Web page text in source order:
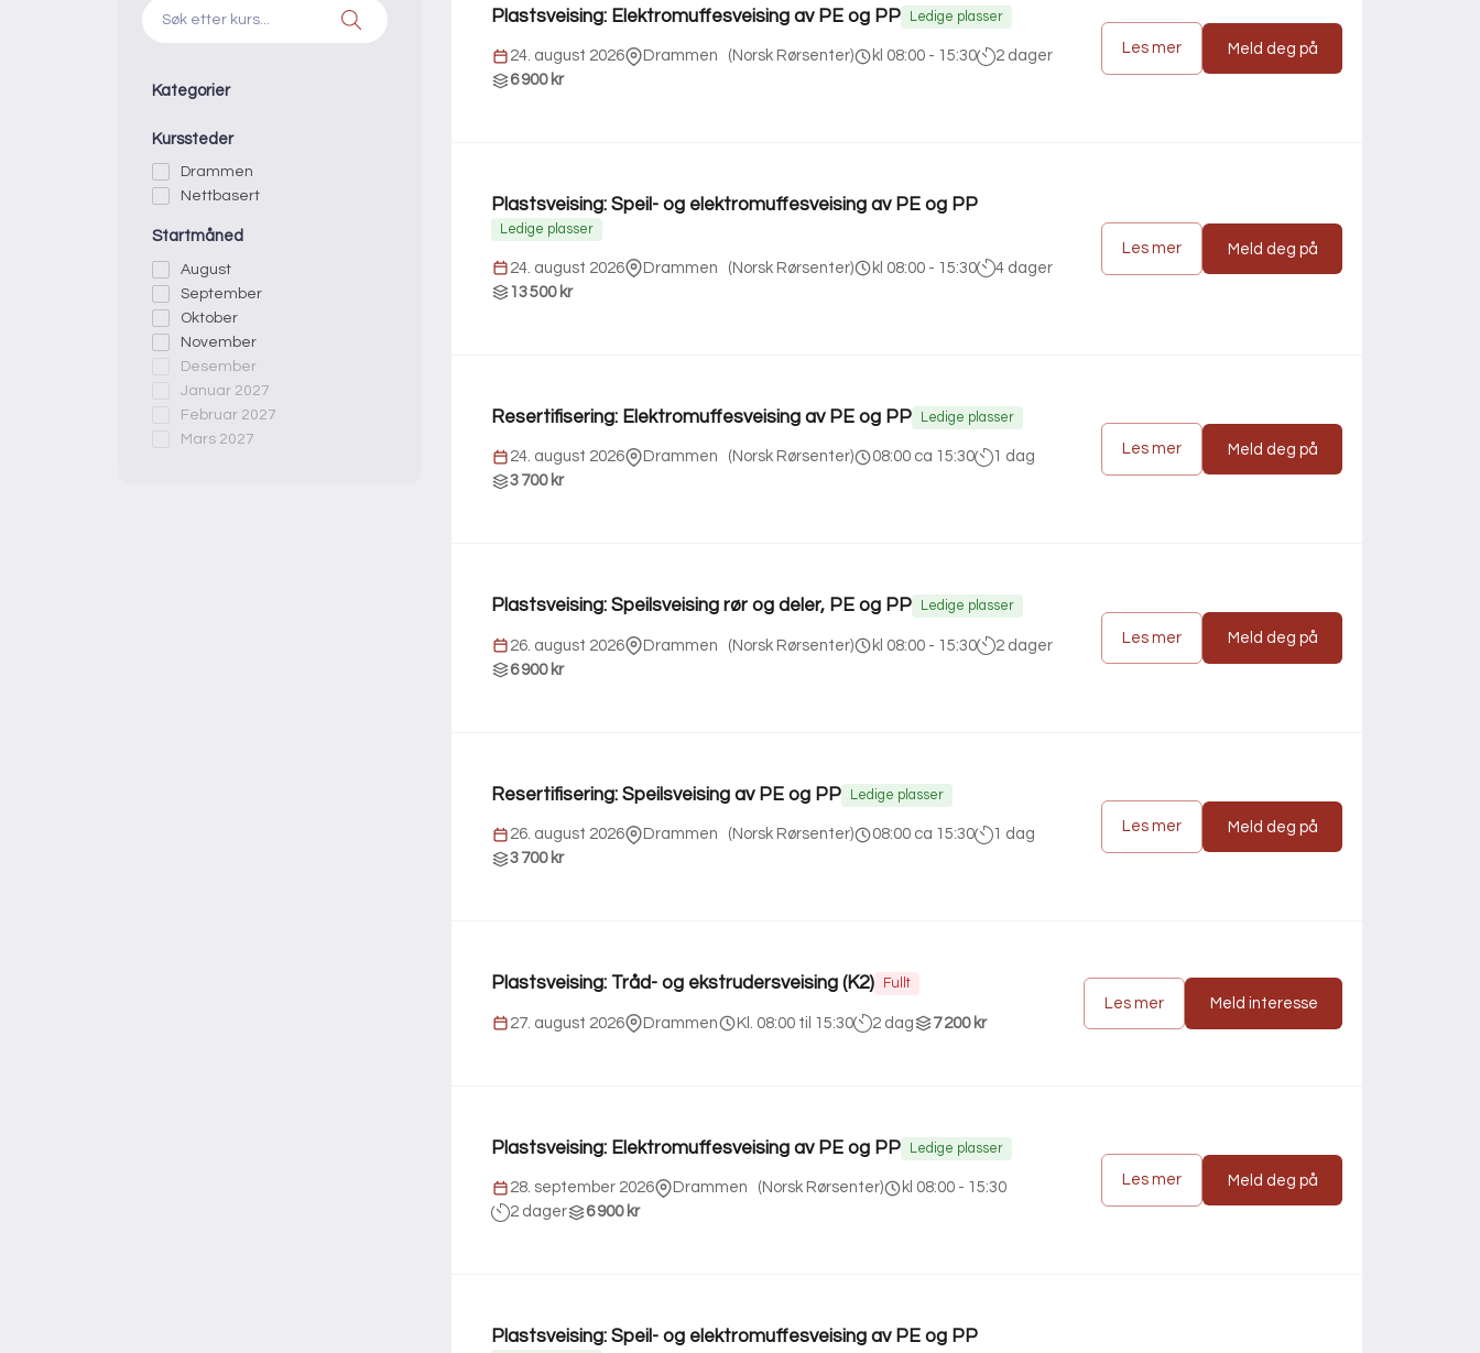
Kategorier
Kurssteder
Drammen
Nettbasert
Startmåned
August
September
Oktober
November
Desember
Januar 2027
Februar 2027
Mars 2027
Plastsveising: Elektromuffesveising av PE og PP Ledige plasser
24. august 2026 Drammen ( Norsk Rørsenter) kl 08:00 - 15:30
2 dager
6 900 kr
Les mer Meld deg på
Plastsveising: Speil- og elektromuffesveising av PE og PP
Ledige plasser
24. august 2026 Drammen ( Norsk Rørsenter) kl 08:00 - 15:30
4 dager
13 500 kr
Les mer Meld deg på
Resertifisering: Elektromuffesveising av PE og PP Ledige plasser
24. august 2026 Drammen ( Norsk Rørsenter) 08:00 ca 15:30
1 dag
3 700 kr
Les mer Meld deg på
Plastsveising: Speilsveising rør og deler, PE og PP Ledige plasser
26. august 2026 Drammen ( Norsk Rørsenter) kl 08:00 - 15:30
2 dager
6 900 kr
Les mer Meld deg på
Resertifisering: Speilsveising av PE og PP Ledige plasser
26. august 2026 Drammen ( Norsk Rørsenter) 08:00 ca 15:30
1 dag
3 700 kr
Les mer Meld deg på
Plastsveising: Tråd- og ekstrudersveising (K2) Fullt
27. august 2026 Drammen Kl. 08:00 til 15:30 2 dag 7 200 kr
Les mer Meld interesse
Plastsveising: Elektromuffesveising av PE og PP Ledige plasser
28. september 2026 Drammen ( Norsk Rørsenter)
kl 08:00 - 15:30
2 dager
6 900 kr
Les mer Meld deg på
Plastsveising: Speil- og elektromuffesveising av PE og PP